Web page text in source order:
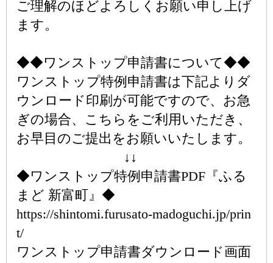
ご理解のほどよろしくお願い申し上げ
ます。
◆◆ワンストップ申請書について◆◆
ワンストップ特例申請書は下記よりダ
ウンロード印刷が可能ですので、お急
ぎの場合、こちらをご利用いただき、
お早目のご提出をお願いいたします。
↓↓
◆ワンストップ特例申請書PDF『ふる
まど 新富町』◆
https://shintomi.furusato-madoguchi.jp/prin
t/
ワンストップ申請書ダウンロード画面